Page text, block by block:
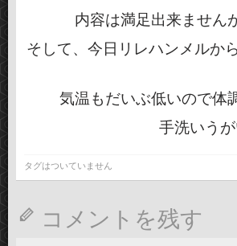
内容は満足出来ません
そして、今日リレハンメルか
気温もだいぶ低いので体
手洗いう
タグはついていません
コメントを残す